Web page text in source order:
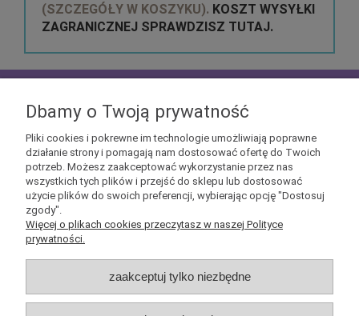
(SZCZEGÓŁY W KOSZYKU). KOSZT WYSYŁKI
ZAGRANICZNEJ SPRAWDZISZ TUTAJ.
otrzymać kupony rabatowe na geekowe itemy
Dbamy o Twoją prywatność
Pliki cookies i pokrewne im technologie umożliwiają poprawne
działanie strony i pomagają nam dostosować ofertę do Twoich
potrzeb. Możesz zaakceptować wykorzystanie przez nas
wszystkich tych plików i przejść do sklepu lub dostosować
użycie plików do swoich preferencji, wybierając opcję "Dostosuj
zgody".
Więcej o plikach cookies przeczytasz w naszej Polityce
prywatności.
zaakceptuj tylko niezbędne